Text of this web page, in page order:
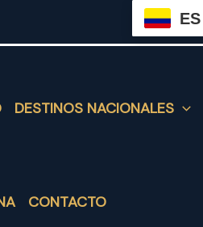
ES
DESTINOS NACIONALES
CONTACTO